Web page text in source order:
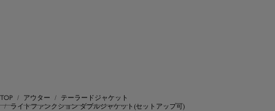
TOP アウター
テーラードジャケット
ライトファンクション ダブルジャケット(セットアップ可)